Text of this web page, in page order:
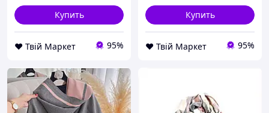
Купить
❤️ Твій Маркет 95%
Купить
❤️ Твій Маркет 95%